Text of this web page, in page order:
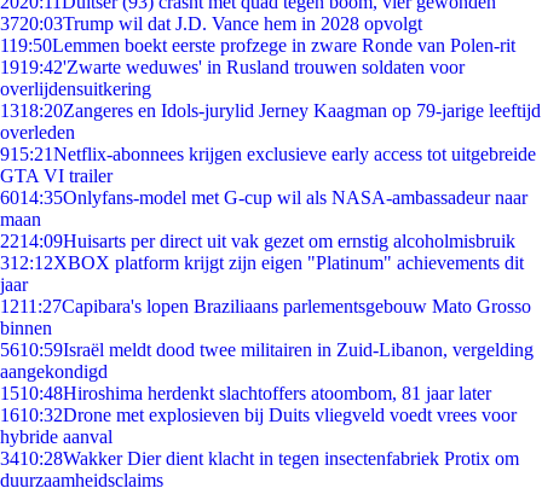
3720:03Trump wil dat J.D. Vance hem in 2028 opvolgt
119:50Lemmen boekt eerste profzege in zware Ronde van Polen-rit
1919:42'Zwarte weduwes' in Rusland trouwen soldaten voor
overlijdensuitkering
1318:20Zangeres en Idols-jurylid Jerney Kaagman op 79-jarige leeftijd
overleden
915:21Netflix-abonnees krijgen exclusieve early access tot uitgebreide
GTA VI trailer
6014:35Onlyfans-model met G-cup wil als NASA-ambassadeur naar
maan
2214:09Huisarts per direct uit vak gezet om ernstig alcoholmisbruik
312:12XBOX platform krijgt zijn eigen "Platinum" achievements dit
jaar
1211:27Capibara's lopen Braziliaans parlementsgebouw Mato Grosso
binnen
5610:59Israël meldt dood twee militairen in Zuid-Libanon, vergelding
aangekondigd
1510:48Hiroshima herdenkt slachtoffers atoombom, 81 jaar later
1610:32Drone met explosieven bij Duits vliegveld voedt vrees voor
hybride aanval
3410:28Wakker Dier dient klacht in tegen insectenfabriek Protix om
duurzaamheidsclaims